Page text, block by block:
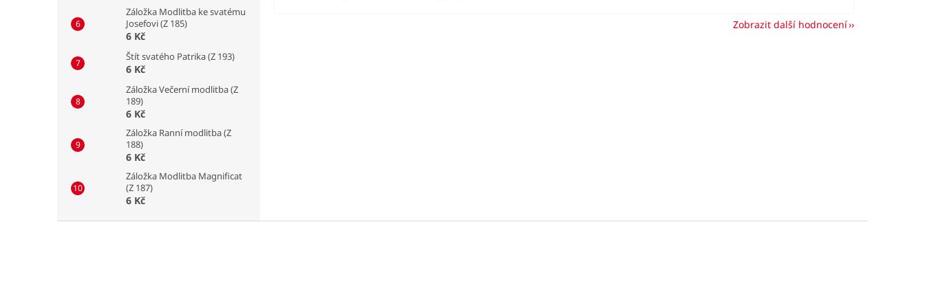
Záložka Modlitba ke svatému
Josefovi (Z 185)
6 Kč
Štít svatého Patrika (Z 193)
6 Kč
Záložka Večerní modlitba (Z
189)
6 Kč
Záložka Ranní modlitba (Z
188)
6 Kč
Záložka Modlitba Magnificat
(Z 187)
6 Kč
Zobrazit další hodnocení